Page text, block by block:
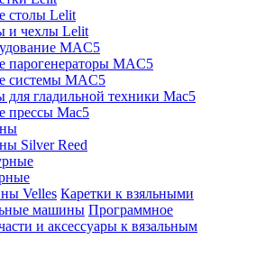
столы Lelit
и чехлы Lelit
MAC5
парогенераторы MAC5
системы MAC5
для гладильной техники Mac5
прессы Mac5
Silver Reed
Velles Каретки к взяльными
машины Программное
и аксессуары к вязальным